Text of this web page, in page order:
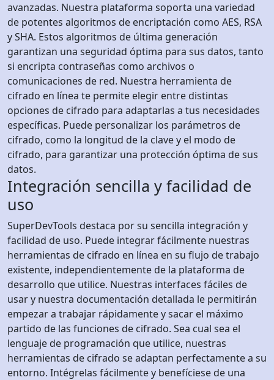
avanzadas. Nuestra plataforma soporta una variedad
de potentes algoritmos de encriptación como AES, RSA
y SHA. Estos algoritmos de última generación
garantizan una seguridad óptima para sus datos, tanto
si encripta contraseñas como archivos o
comunicaciones de red. Nuestra herramienta de
cifrado en línea te permite elegir entre distintas
opciones de cifrado para adaptarlas a tus necesidades
específicas. Puede personalizar los parámetros de
cifrado, como la longitud de la clave y el modo de
cifrado, para garantizar una protección óptima de sus
datos.
Integración sencilla y facilidad de
uso
SuperDevTools destaca por su sencilla integración y
facilidad de uso. Puede integrar fácilmente nuestras
herramientas de cifrado en línea en su flujo de trabajo
existente, independientemente de la plataforma de
desarrollo que utilice. Nuestras interfaces fáciles de
usar y nuestra documentación detallada le permitirán
empezar a trabajar rápidamente y sacar el máximo
partido de las funciones de cifrado. Sea cual sea el
lenguaje de programación que utilice, nuestras
herramientas de cifrado se adaptan perfectamente a su
entorno. Intégrelas fácilmente y benefíciese de una